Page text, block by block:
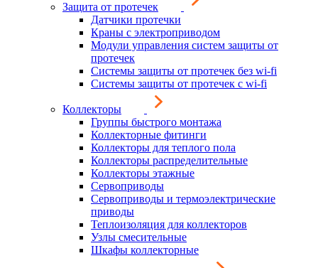
Защита от протечек
Датчики протечки
Краны с электроприводом
Модули управления систем защиты от
протечек
Системы защиты от протечек без wi-fi
Системы защиты от протечек с wi-fi
Коллекторы
Группы быстрого монтажа
Коллекторные фитинги
Коллекторы для теплого пола
Коллекторы распределительные
Коллекторы этажные
Сервоприводы
Сервоприводы и термоэлектрические
приводы
Теплоизоляция для коллекторов
Узлы смесительные
Шкафы коллекторные